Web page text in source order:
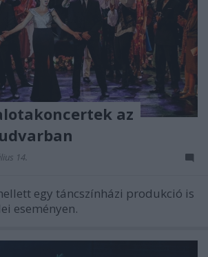
az
14.
egy táncszínházi produkció is
eseményen.